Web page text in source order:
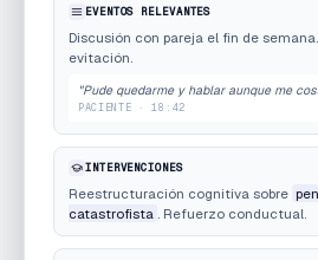
EVENTOS RELEVANTES
Discusión con pareja el fin de
evitación.
"Pude quedarme y hablar aunque me
PACIENTE · 18:42
INTERVENCIONES
Reestructuración cognitiva sobre
catastrofista . Refuerzo conductual.